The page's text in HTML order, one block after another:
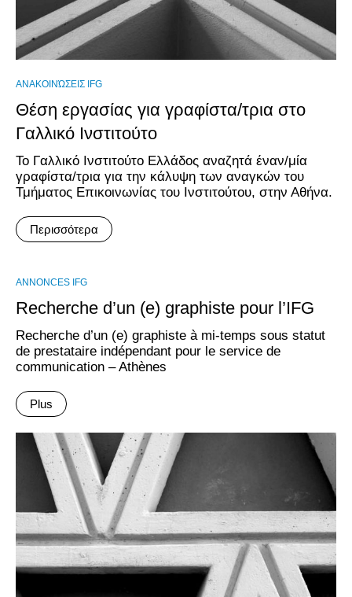
ΑΝΑΚΟΙΝΏΣΕΙΣ IFG
Θέση εργασίας για γραφίστα/τρια στο
Γαλλικό Ινστιτούτο
Το Γαλλικό Ινστιτούτο Ελλάδος αναζητά έναν/μία
γραφίστα/τρια για την κάλυψη των αναγκών του
Τμήματος Επικοινωνίας του Ινστιτούτου, στην Αθήνα.
Περισσότερα
ANNONCES IFG
Recherche d’un (e) graphiste pour l’IFG
Recherche d’un (e) graphiste à mi-temps sous statut
de prestataire indépendant pour le service de
communication – Athènes
Plus